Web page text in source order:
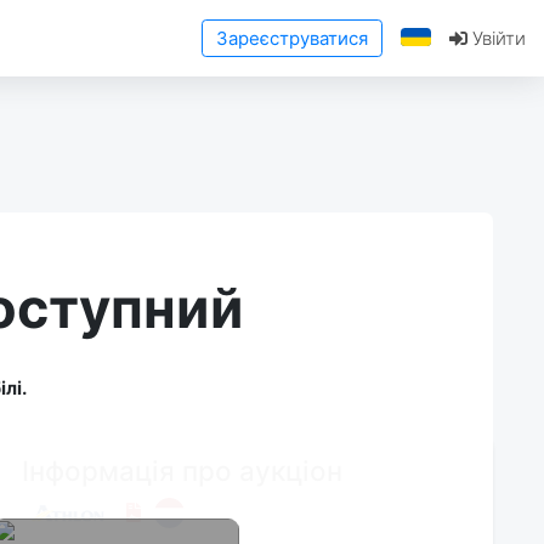
Зареєструватися Увійти